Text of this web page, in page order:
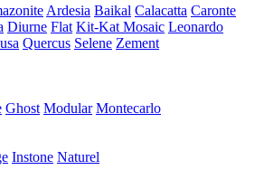
Ardesia Baikal Calacatta Caronte
Diurne Flat Kit-Kat Mosaic Leonardo
Quercus Selene Zement
Ghost Modular Montecarlo
Instone Naturel